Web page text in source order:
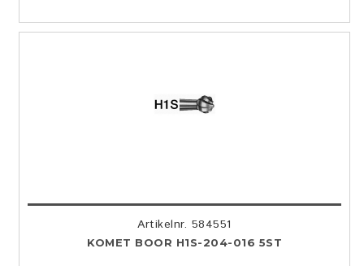
Artikelnr. 584551
KOMET BOOR H1S-204-016 5ST